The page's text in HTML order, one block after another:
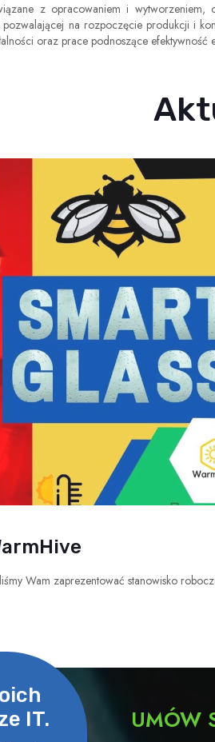
z opracowaniem i wytworzeniem,
na rozpoczęcie produkcji i
oraz prace podnoszące efektywność
Wam zaprezentować stanowisko
IT.
UMÓW